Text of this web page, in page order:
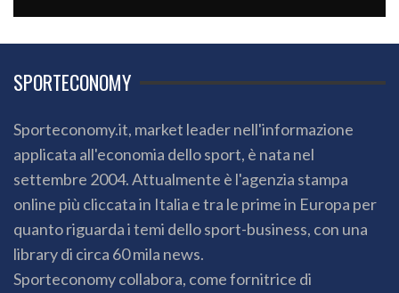
SPORTECONOMY
Sporteconomy.it, market leader nell'informazione
applicata all'economia dello sport, è nata nel
settembre 2004. Attualmente è l'agenzia stampa
online più cliccata in Italia e tra le prime in Europa per
quanto riguarda i temi dello sport-business, con una
library di circa 60 mila news.
Sporteconomy collabora, come fornitrice di